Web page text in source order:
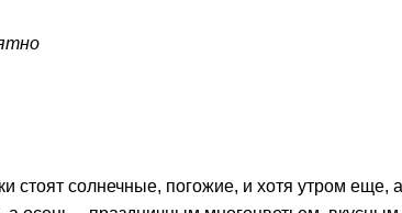
стоят солнечные, погожие, и хотя утром